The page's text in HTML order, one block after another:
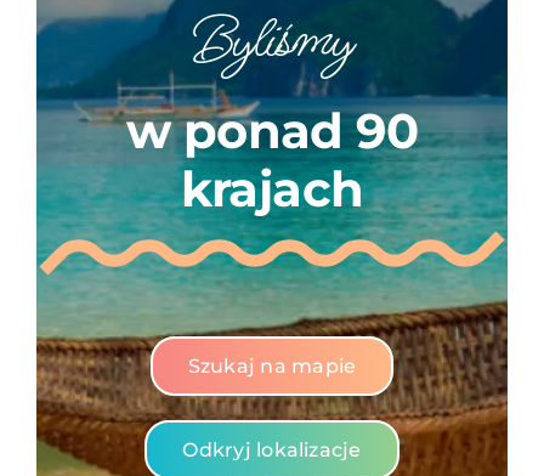
Byliśmy
w ponad 90
krajach
Szukaj na mapie
Odkryj lokalizacje